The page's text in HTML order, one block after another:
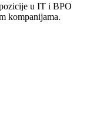
u IT i BPO
kompanijama.